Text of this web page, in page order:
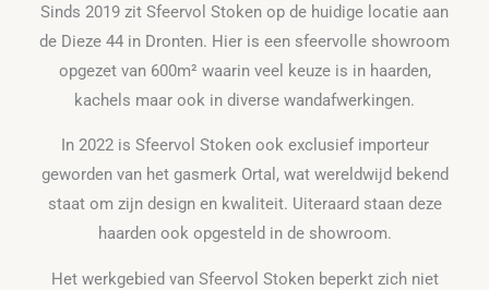
Sinds 2019 zit Sfeervol Stoken op de huidige locatie aan
de Dieze 44 in Dronten. Hier is een sfeervolle showroom
opgezet van 600m² waarin veel keuze is in haarden,
kachels maar ook in diverse wandafwerkingen.
In 2022 is Sfeervol Stoken ook exclusief importeur
geworden van het gasmerk Ortal, wat wereldwijd bekend
staat om zijn design en kwaliteit. Uiteraard staan deze
haarden ook opgesteld in de showroom.
Het werkgebied van Sfeervol Stoken beperkt zich niet